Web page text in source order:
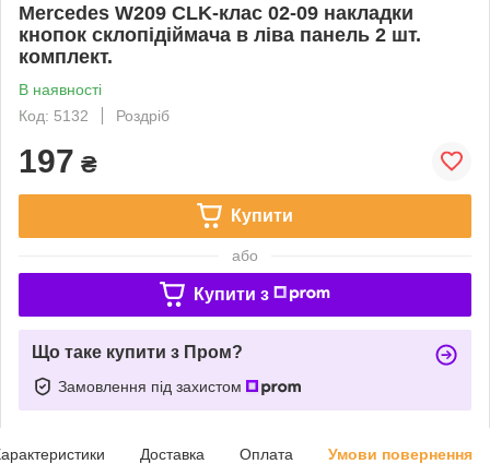
Mercedes W209 CLK-клас 02-09 накладки
кнопок склопідіймача в ліва панель 2 шт.
комплект.
В наявності
Код: 5132
Роздріб
197 ₴
Купити
або
Купити з
Що таке купити з Пром?
Замовлення під захистом
Доставка Оплата Умови повернення